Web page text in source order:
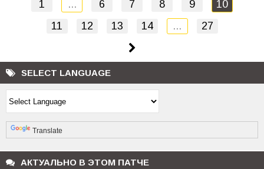
1 ... 6 7 8 9
10
11
12 13 14 ... 27
SELECT LANGUAGE
Translate
АКТУАЛЬНО В ЭТОМ ПАТЧЕ